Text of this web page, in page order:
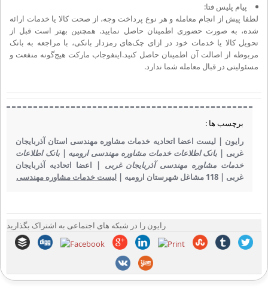
پیام پلیس فتا:
لطفا پیش از انجام معامله و هر نوع پرداخت وجه، از صحت کالا یا خدمات ارائه
شده، به صورت حضوری اطمینان حاصل نمایید. همچنین بهتر است قبل از
تحویل کالا یا خدمات خود در ازای چک‌های رمزدار بانکی، با مراجعه به بانک
مربوطه از اصالت آن اطمینان حاصل کنید.اینفوجاب مارکت هیچ‌گونه منفعت و
مسئولیتی در قبال معامله شما ندارد.
برچسب ها :
رایون | لیست اعضا اتحادیه خدمات مشاوره مهندسی استان آذربایجان
غربی | بانک اطلاعات خدمات مشاوره مهندسی ارومیه | بانک اطلاعات
خدمات مشاوره مهندسی آذربایجان غربی |
اعضا اتحادیه آذربایجان
غربی | 118 مشاغل شهرستان ارومیه | لیست خدمات مشاوره مهندسی
رایون را در شبکه های اجتماعی به اشتراک بگذارید